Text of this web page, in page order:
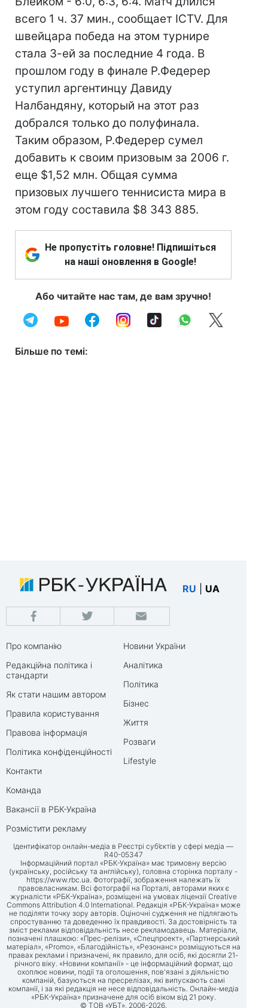
всего 1 ч. 37 мин., сообщает ICTV. Для
швейцара победа на этом турнире
стала 3-ей за последние 4 года. В
прошлом году в финале Р.Федерер
уступил аргентинцу Давиду
Налбандяну, который на этот раз
добрался только до полуфинала.
Таким образом, Р.Федерер сумел
добавить к своим призовым за 2006 г.
еще $1,52 млн. Общая сумма
призовых лучшего теннисиста мира в
этом году составила $8 343 885.
Не пропустіть головне! Підпишіться
на наші оновлення в Google!
Або читайте нас там, де вам зручно!
Більше по темі:
RU UA
Про компанію
Редакційна політика і
стандарти
Як стати нашим автором
Правила користування
Правова інформація
Політика конфіденційності
Контакти
Команда
Вакансії в РБК-Україна
Розмістити рекламу
Новини України
Аналітика
Політика
Бізнес
Життя
Розваги
Lifestyle
Ідентифікатор онлайн-медіа в Реєстрі суб’єктів у сфері медіа —
R40-05347
Інформаційний портал «РБК-Україна» має тримовну версію
(українську, російську та англійську), головна сторінка порталу -
https://www.rbc.ua. Фотографії, зображення належать їх
правовласникам. Всі фотографії на Порталі, авторами яких є
журналісти «РБК-Україна», розміщені на умовах ліцензії Creative
Commons Attribution 4.0 International. Редакція «РБК-Україна» може
не поділяти точку зору авторів. Оціночні судження не підлягають
спростуванню та доведенню їх правдивості. За достовірність та
зміст реклами відповідальність несе рекламодавець. Матеріали,
позначені плашкою: «Прес-релізи», «Спецпроект», «Партнерський
матеріал», «Promo», «Благодійність», «Резонанс» розміщуються на
правах реклами і призначені, як правило, для осіб, які досягли 21-
річного віку. «Новини компанії» - це інформаційний формат, що
охоплює новини, події та оголошення, пов'язані з діяльністю
компаній, базуються на пресрелізах, які випускають самі
компанії, і за які редакція не несе відповідальність. Онлайн-медіа
«РБК-Україна» призначене для осіб віком від 21 року.
© ТОВ «УБТ», 2006-2026.